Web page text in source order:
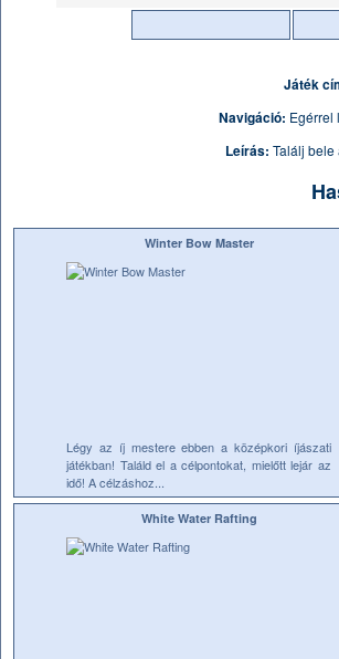
Játék
Navigáció: Egérrel
Leírás: Találj bele
Winter Bow Master
Légy az íj mestere ebben a középkori íjászati
játékban! Találd el a célpontokat, mielőtt lejár az
idő! A célzáshoz...
White Water Rafting